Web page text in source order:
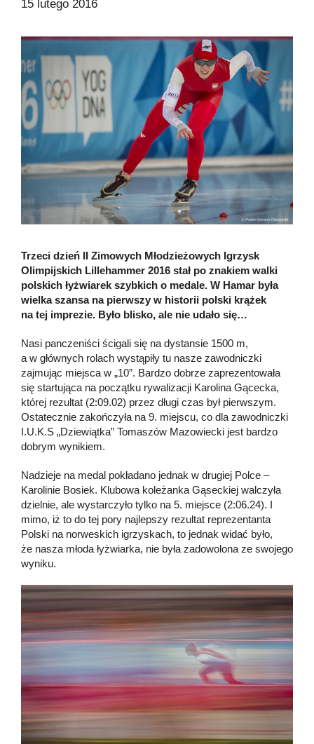
15 lutego 2016
Trzeci dzień II Zimowych Młodzieżowych Igrzysk
Olimpijskich Lillehammer 2016 stał po znakiem walki
polskich łyżwiarek szybkich o medale. W Hamar była
wielka szansa na pierwszy w historii polski krążek
na tej imprezie. Było blisko, ale nie udało się…
Nasi panczeniści ścigali się na dystansie 1500 m,
a w głównych rolach wystąpiły tu nasze zawodniczki
zajmując miejsca w „10”. Bardzo dobrze zaprezentowała
się startująca na początku rywalizacji Karolina Gącecka,
której rezultat (2:09.02) przez długi czas był pierwszym.
Ostatecznie zakończyła na 9. miejscu, co dla zawodniczki
I.U.K.S „Dziewiątka” Tomaszów Mazowiecki jest bardzo
dobrym wynikiem.
Nadzieje na medal pokładano jednak w drugiej Polce –
Karolinie Bosiek. Klubowa koleżanka Gąseckiej walczyła
dzielnie, ale wystarczyło tylko na 5. miejsce (2:06.24). I
mimo, iż to do tej pory najlepszy rezultat reprezentanta
Polski na norweskich igrzyskach, to jednak widać było,
że nasza młoda łyżwiarka, nie była zadowolona ze swojego
wyniku.